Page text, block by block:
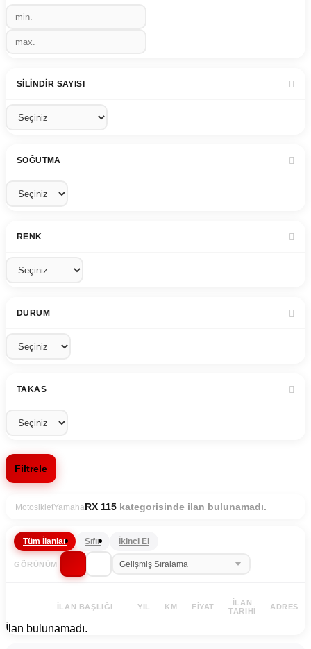
SILINDIR SAYISI
SOĞUTMA
RENK
DURUM
TAKAS
Filtrele
MotosikletYamaha RX 115 kategorisinde ilan bulunamadı.
Tüm İlanlar Sıfır İkinci El
GÖRÜNÜM
İLAN BAŞLIĞI YIL KM FIYAT
İLAN
TARIHI
ADRES
İlan bulunamadı.